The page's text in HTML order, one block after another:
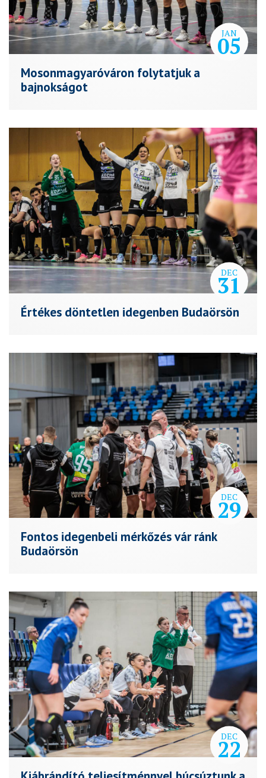
JAN
05
Mosonmagyaróváron folytatjuk a
bajnokságot
DEC
31
Értékes döntetlen idegenben Budaörsön
DEC
29
Fontos idegenbeli mérkőzés vár ránk
Budaörsön
DEC
22